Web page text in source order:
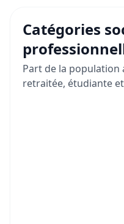
Catégories
Part de la population
retraitée, étudiante